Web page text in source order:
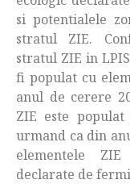
si potentialele
stratul ZIE.
stratul ZIE in
fi populat cu
anul de cerere
ZIE este
urmand ca din
elementele
declarate de